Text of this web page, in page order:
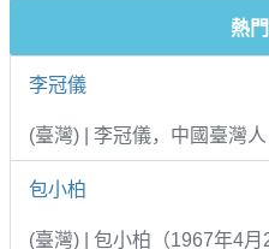
熱
李冠儀
(臺灣) | 李冠儀，中國臺灣
包小柏
(臺灣) | 包小柏（1967年4月